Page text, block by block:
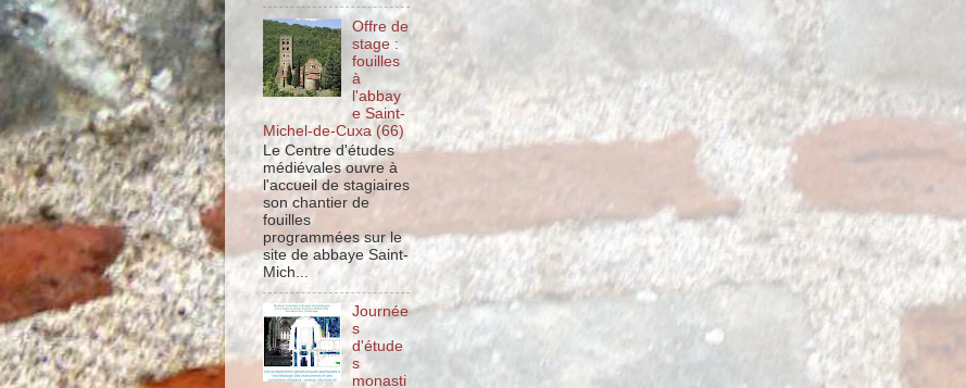
Offre de
stage :
fouilles
à
l'abbay
e Saint-
Michel-de-Cuxa (66)
Le Centre d'études
médiévales ouvre à
l'accueil de stagiaires
son chantier de
fouilles
programmées sur le
site de abbaye Saint-
Mich...
Journée
s
d'étude
s
monasti